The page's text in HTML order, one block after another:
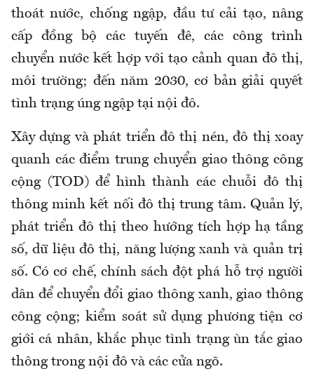
thoát nước, chống ngập, đầu tư cải tạo, nâng
cấp đồng bộ các tuyến đê, các công trình
chuyển nước kết hợp với tạo cảnh quan đô thị,
môi trường; đến năm 2030, cơ bản giải quyết
tình trạng úng ngập tại nội đô.
Xây dựng và phát triển đô thị nén, đô thị xoay
quanh các điểm trung chuyển giao thông công
cộng (TOD) để hình thành các chuỗi đô thị
thông minh kết nối đô thị trung tâm. Quản lý,
phát triển đô thị theo hướng tích hợp hạ tầng
số, dữ liệu đô thị, năng lượng xanh và quản trị
số. Có cơ chế, chính sách đột phá hỗ trợ người
dân để chuyển đổi giao thông xanh, giao thông
công cộng; kiểm soát sử dụng phương tiện cơ
giới cá nhân, khắc phục tình trạng ùn tắc giao
thông trong nội đô và các cửa ngõ.